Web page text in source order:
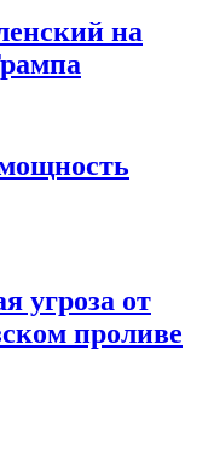
на
угроза от
проливе